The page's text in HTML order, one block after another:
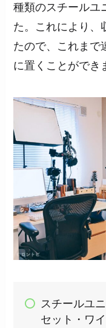
種類のスチールユ
た。これにより、
たので、これまで
に置くことができ
スチールユ
セット・ワ